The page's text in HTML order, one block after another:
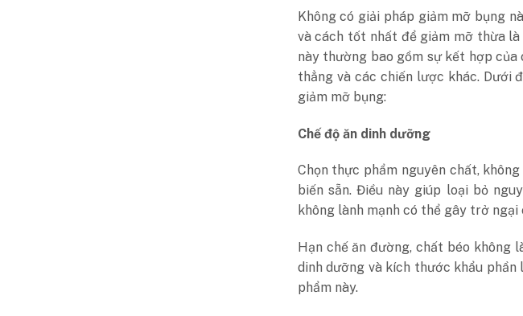
Không có giải pháp giảm mỡ bụng
và cách tốt nhất để giảm mỡ thừa
này thường bao gồm sự kết hợp của
thẳng và các chiến lược khác. Dưới
giảm mỡ bụng:
Chế độ ăn dinh dưỡng
Chọn thực phẩm nguyên chất,
biến sẵn. Điều này giúp loại bỏ
không lành mạnh có thể gây trở ngại
Hạn chế ăn đường, chất béo không
dinh dưỡng và kích thước khẩu
phẩm này.